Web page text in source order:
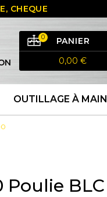
CHEQUE
PANIER
0
0,00 €
OUTILLAGE À MAIN
Poulie